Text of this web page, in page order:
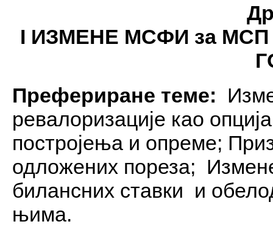
I ИЗМЕНЕ МСФИ за МСП
Префериране теме:
ревалoризације као
постројења и опреме;
одложених пореза;
билансних ставки и
њима.